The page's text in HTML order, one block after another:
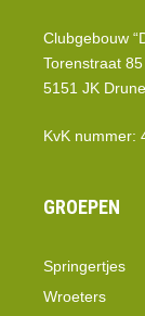
Clubgebouw
Torenstraat 85
5151 JK
KvK nummer:
GROEPEN
Springertjes
Wroeters